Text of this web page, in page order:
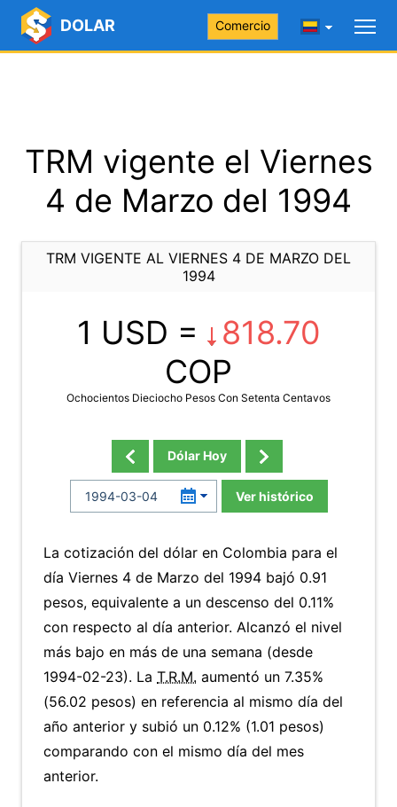
DOLAR Comercio
TRM vigente el Viernes
4 de Marzo del 1994
TRM VIGENTE AL VIERNES 4 DE MARZO DEL
1994
1 USD =
818.70
COP
Ochocientos Dieciocho Pesos Con Setenta Centavos
Dólar Hoy
Ver histórico
La cotización del dólar en Colombia para el
día Viernes 4 de Marzo del 1994 bajó 0.91
pesos, equivalente a un descenso del 0.11%
con respecto al día anterior. Alcanzó el nivel
más bajo en más de una semana (desde
1994-02-23). La T.R.M. aumentó un 7.35%
(56.02 pesos) en referencia al mismo día del
año anterior y subió un 0.12% (1.01 pesos)
comparando con el mismo día del mes
anterior.